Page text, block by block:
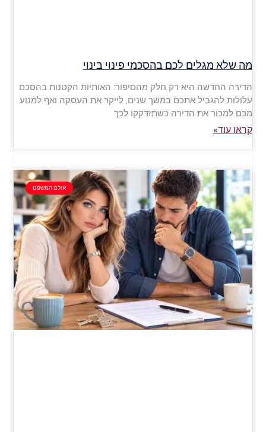
מה שלא מגלים לכם בהסכמי פינוי בינוי
הדירה החדשה היא רק חלק מהסיפור: האותיות הקטנות בהסכם
עלולות להגביל אתכם במשך שנים, לייקר את העסקה ואף למנוע
מכם למכור את הדירה כשתזדקקו לכך
קראו עוד»
אולם המשפט